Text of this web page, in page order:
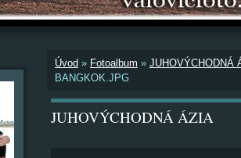
Úvod » Fotoalbum » JUHOVÝCHODNÁ
BANGKOK.JPG
JUHOVÝCHODNÁ ÁZIA